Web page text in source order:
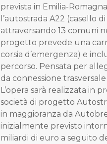
prevista in Emilia-
l’autostrada A22 (casello
attraversando 13 comuni
progetto prevede una
corsia d’emergenza) e
percorso. Pensata per
da connessione trasversale
L’opera sarà realizzata in
società di progetto
in maggioranza da
inizialmente previsto
miliardi di euro a seguito